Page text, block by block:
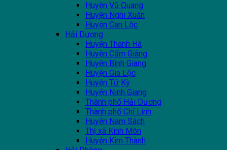
Huyện Vũ Quang
Huyện Nghi Xuân
Huyện Can Lộc
Hải Dương
Huyện Thanh Hà
Huyện Cẩm Giàng
Huyện Bình Giang
Huyện Gia Lộc
Huyện Tứ Kỳ
Huyện Ninh Giang
Thành phố Hải Dương
Thành phố Chí Linh
Huyện Nam Sách
Thị xã Kinh Môn
Huyện Kim Thành